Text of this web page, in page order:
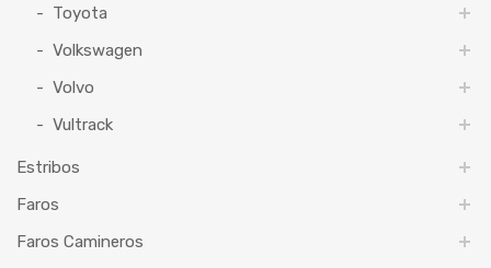
Toyota
Volkswagen
Volvo
Vultrack
Estribos
Faros
Faros Camineros